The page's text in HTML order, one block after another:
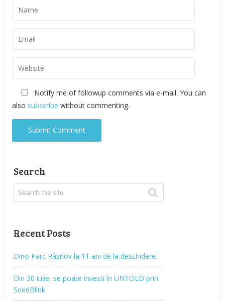
Notify me of followup comments via e-mail. You can
also subscribe without commenting.
Search
Recent Posts
Dino Parc Râșnov la 11 ani de la deschidere
Din 30 iulie, se poate investi în UNTOLD prin
SeedBlink